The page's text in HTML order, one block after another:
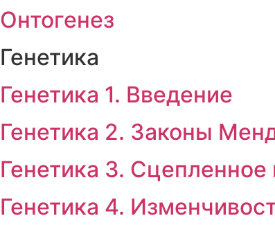
Онтогенез
Генетика
Генетика 1. Введение
Генетика 2. Законы
Генетика 3. Сцепленное
Генетика 4.